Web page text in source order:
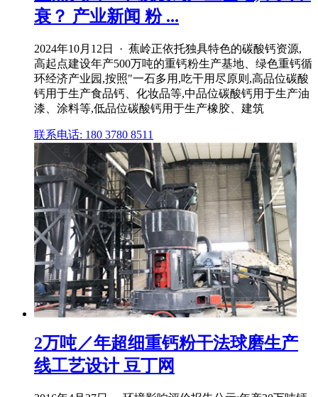
衰？ 产业新闻 粉 ...
2024年10月12日 · 蕉岭正依托独具特色的碳酸钙资源,
高起点建设年产500万吨的重钙粉生产基地、绿色重钙循
环经济产业园,按照"一石多用,吃干用尽原则,高品位碳酸
钙用于生产食品钙、化妆品等,中品位碳酸钙用于生产油
漆、涂料等,低品位碳酸钙用于生产橡胶、建筑
联系电话: 180 3780 8511
2万吨／年超细重钙粉干法球磨生产
线工艺设计 豆丁网